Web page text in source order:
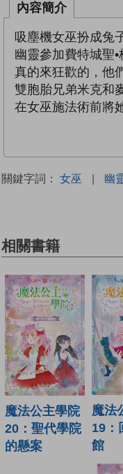
內容簡介
吸塵機女巫扮成兔
幽靈參加費特城聖
真的來狂歡的，他
雙胞胎兄弟米克和
在女巫施法術前將
關鍵字詞： 女巫 | 幽
相關書籍
魔法公主學院
20：聖代學院
的懸案
魔法
19：
館